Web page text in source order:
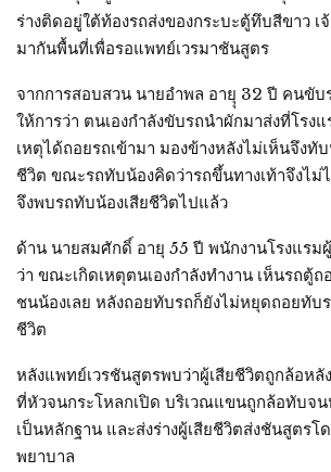
ร่างติดอยู่ใต้ท้องรถส่งของกระบะตู้ทึบสีขาว เ
มากันพื้นที่เพื่อรอแพทย์เวรมาชันสูตร
จากการสอบสวน นายอำพล อายุุ 32 ปี คนขับ
ให้การว่า ตนเองกำลังขับรถนำผักมาส่งที่โรง
เหตุได้ถอยรถเข้ามา มองข้างหลังไม่เห็นจึงทั
ชีวิต ขณะรถทับน้องคิดว่ารถขึ้นทางเท้าจึงไม่
จึงพบรถทับน้องเสียชีวิตไปแล้ว
ด้าน นายสมศักดิ์ อายุ 55 ปี พนักงานโรงแรม
ว่า ขณะเกิดเหตุตนเองกำลังทำงาน เห็นรถตู้ถ
ชนน้องเลย หลังถอยทับรถก็ยังไม่หยุดถอยทับ
ชีวิต
หลังแพทย์เวรชันสูตรพบว่าผู้เสียชีวิตถูกล้อหลั
ที่หัวจนกระโหลกเปิด บริเวณแขนถูกล้อทับจน
เป็นหลักฐาน และส่งร่างผู้เสียชีวิตส่งชันสูตรโ
พยาบาล